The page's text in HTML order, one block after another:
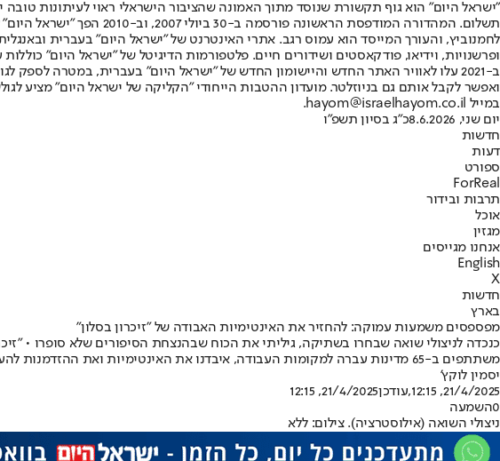
"ישראל היום" הוא גוף תקשורת שנוסד מתוך האמונה שהציבור הישראלי ראוי לעיתונות טובה
תשלום. המהדורה המודפסת
ופרשנויות, וידיאו, פודקאסטים ושידורים חיים. פלטפורמות הדיגיטל של "ישראל היום"
ב-2021 עלו לאוויר האתר החדש והיישומון החדש של "ישראל היום" בעברית, במטרה
ואפשר לקבל אותם גם בניוזלטר. מועדון ההטבות הייחודי "הקליקה של ישראל היום" מציע
במייל hayom@israelhayom.co.il.
יום שני, 8.6.2026
כ"ג בסיון תשפ"ו
חדשות
דעות
ספורט
ForReal
תרבות ובידור
אוכל
מגזין
אנחנו מגייסים
English
X
חדשות
בארץ
מפספסים משמעות עמוקה: להחזיר את האינטימיות האבודה של "זיכרון בסלון"
משתתפים ב-65 מדינות עברה למקומות העבודה, איבדנו את האינטימיות ואת ההזדמנות להעביר את המסורת לדור הבא
יסמין לוקץ'
21/4/2025, 12:15
,עודכן21/4/2025, 12:15
0השמעה
ניצולי השואה (אילוסטרציה). צילום: ללא